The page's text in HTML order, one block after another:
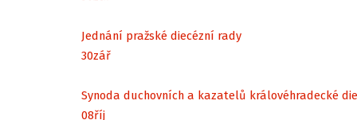
Jednání pražské diecézní rady
30zář
Synoda duchovních a kazatelů královéhradecké
08říj